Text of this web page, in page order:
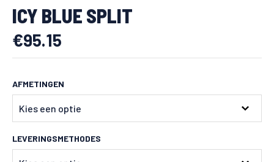
ICY BLUE SPLIT
€95.15
AFMETINGEN
LEVERINGSMETHODES